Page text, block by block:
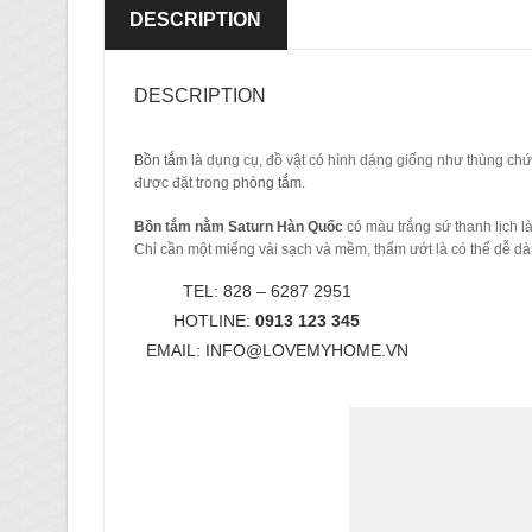
DESCRIPTION
DESCRIPTION
Bồn tắm là dụng cụ, đồ vật có hình dáng giống như thùng
được đặt trong phòng tắm.
Bồn tắm nằm Saturn Hàn Quốc có màu trắng sứ thanh lịch
Chỉ cần một miếng vải sạch và mềm, thấm ướt là có thể dễ
TEL: 828 – 6287 2951
HOTLINE:0913 123 345
EMAIL: INFO@LOVEMYHOME.VN